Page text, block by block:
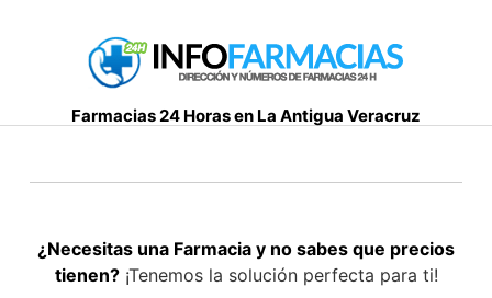
Farmacias 24 Horas en La Antigua Veracruz
¿Necesitas una Farmacia y no sabes que precios
tienen?¡Tenemos la solución perfecta para ti!